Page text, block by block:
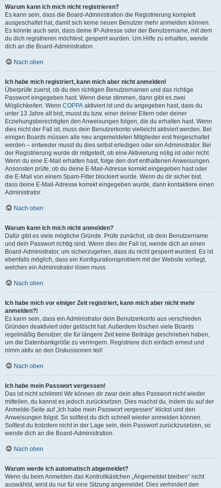
Warum kann ich mich nicht registrieren?
Es kann sein, dass die Board-Administration die Registrierung komplett
ausgeschaltet hat, damit sich keine neuen Benutzer mehr anmelden können.
Es könnte auch sein, dass deine IP-Adresse oder der Benutzername, mit dem
du dich registrieren möchtest, gesperrt wurden. Um Hilfe zu erhalten, wende
dich an die Board-Administration.
Nach oben
Ich habe mich registriert, kann mich aber nicht anmelden!
Überprüfe zuerst, ob du den richtigen Benutzernamen und das richtige
Passwort eingegeben hast. Wenn diese stimmen, dann gibt es zwei
Möglichkeiten. Wenn COPPA aktiviert ist und du angegeben hast, dass du
unter 13 Jahre alt bist, musst du bzw. einer deiner Eltern oder deiner
Erziehungsberechtigten den Anweisungen folgen, die du erhalten hast. Wenn
dies nicht der Fall ist, muss dein Benutzerkonto vielleicht aktiviert werden. Bei
einigen Boards müssen alle neu angemeldeten Mitglieder erst freigeschaltet
werden – entweder musst du dies selbst erledigen oder ein Administrator. Bei
der Registrierung wurde dir mitgeteilt, ob eine Aktivierung nötig ist oder nicht.
Wenn du eine E-Mail erhalten hast, folge den dort enthaltenen Anweisungen.
Ansonsten prüfe, ob du deine E-Mail-Adresse korrekt eingegeben hast oder
die E-Mail von einem Spam-Filter blockiert wurde. Wenn du dir sicher bist,
dass deine E-Mail-Adresse korrekt eingegeben wurde, dann kontaktiere einen
Administrator.
Nach oben
Warum kann ich mich nicht anmelden?
Dafür gibt es viele mögliche Gründe. Prüfe zunächst, ob dein Benutzername
und dein Passwort richtig sind. Wenn dies der Fall ist, wende dich an einen
Board-Administrator, um sicherzugehen, dass du nicht gesperrt wurdest. Es ist
ebenfalls möglich, dass ein Konfigurationsproblem mit der Website vorliegt,
welches ein Administrator lösen muss.
Nach oben
Ich habe mich vor einiger Zeit registriert, kann mich aber nicht mehr
anmelden?!
Es kann sein, dass ein Administrator dein Benutzerkonto aus verschieden
Gründen deaktiviert oder gelöscht hat. Außerdem löschen viele Boards
regelmäßig Benutzer, die für längere Zeit keine Beiträge geschrieben haben,
um die Datenbankgröße zu verringern. Registriere dich einfach erneut und
nimm aktiv an den Diskussionen teil!
Nach oben
Ich habe mein Passwort vergessen!
Das ist nicht schlimm! Wir können dir zwar dein altes Passwort nicht wieder
mitteilen, du kannst es jedoch zurücksetzen. Dies machst du, indem du auf der
Anmelde-Seite auf „Ich habe mein Passwort vergessen“ klickst und den
Anweisungen folgst. So solltest du dich schnell wieder anmelden können.
Solltest du trotzdem nicht in der Lage sein, dein Passwort zurückzusetzen, so
wende dich an die Board-Administration.
Nach oben
Warum werde ich automatisch abgemeldet?
Wenn du beim Anmelden das Kontrollkästchen „Angemeldet bleiben“ nicht
auswählst, wirst du nur für eine Sitzung angemeldet. Dies verhindert den